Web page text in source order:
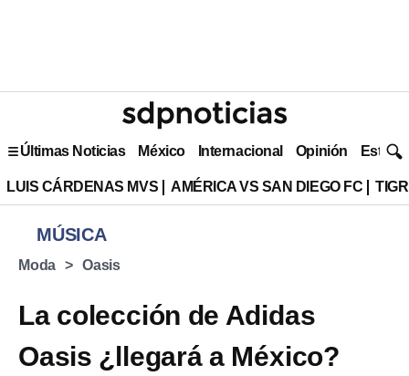
Últimas Noticias México Internacional Opinión Estilo
LUIS CÁRDENAS MVS AMÉRICA VS SAN DIEGO FC
MÚSICA
Moda Oasis
La colección de Adidas
Oasis ¿llegará a México?